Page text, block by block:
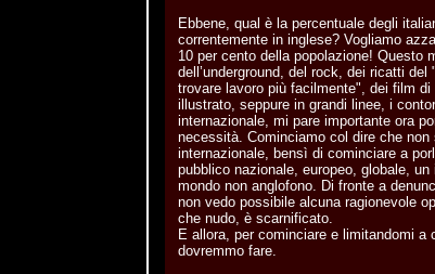
Ebbene, qual è la percentuale degli
correntemente in inglese? Vogliamo
10 per cento della popolazione! Questo
dell’underground, del rock, dei ricatti del
trovare lavoro più facilmente", dei film
illustrato, seppure in grandi linee, i
internazionale, mi pare importante ora
necessità. Cominciamo col dire che non
internazionale, bensì di cominciare a
pubblico nazionale, europeo, globale,
mondo non anglofono. Di fronte a
non vedo possibile alcuna ragionevole
che nudo, è scarnificato.
E allora, per cominciare e limitandomi a
dovremmo fare.